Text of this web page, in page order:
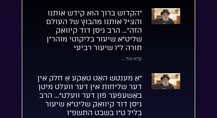
“הקדוש ברוך הוא קידש אותנו
והציל אותנו מהבוץ של העולם
הזה”… הרב ניסן דוד קיוואק
שליט”א שיעור בליקוטי מוהר”ן
תורה ל”ו שיעור רביעי
קרא עוד...
“אַ מענטש האָט טאַקע אַ חלק אין
דער שליחות אין דער וועלט מיטן
באַשעפֿער פֿון דער וועלט”… הרב
ניסן דוד קיוואק שליט”א שיעור
בליל ט”ו בשבט התשפ”ו